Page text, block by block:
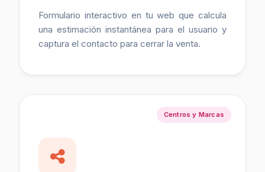
Formulario interactivo en tu web que calcula
una estimación instantánea para el usuario y
captura el contacto para cerrar la venta.
Centros y Marcas